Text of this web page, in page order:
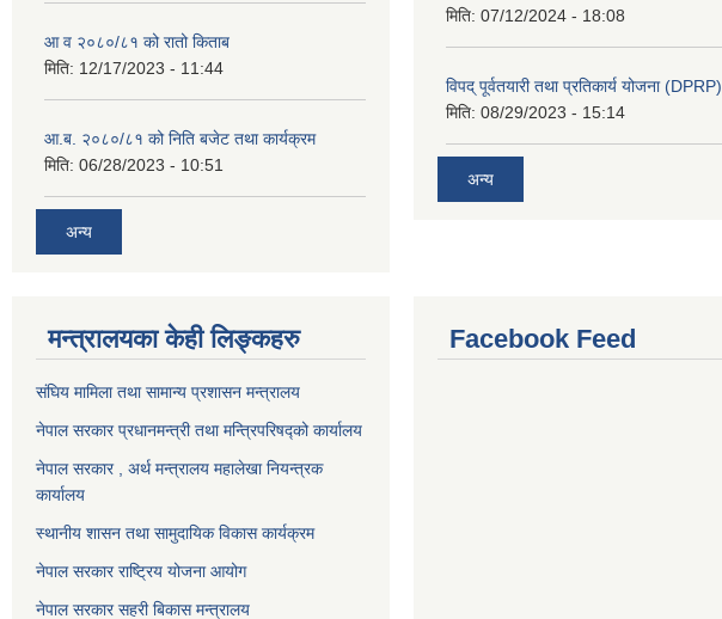
आ व २०८०/८१ को रातो किताब
मिति: 12/17/2023 - 11:44
आ.ब. २०८०/८१ को निति बजेट तथा कार्यक्रम
मिति: 06/28/2023 - 10:51
अन्य
मिति: 07/12/2024 - 18:08
विपद् पूर्वतयारी तथा प्रतिकार्य योजना (DPRP)
मिति: 08/29/2023 - 15:14
अन्य
मन्त्रालयका केही लिङ्कहरु
संघिय मामिला तथा सामान्य प्रशासन मन्त्रालय
नेपाल सरकार प्रधानमन्त्री तथा मन्त्रिपरिषद्को कार्यालय
नेपाल सरकार , अर्थ मन्त्रालय महालेखा नियन्त्रक
कार्यालय
स्थानीय शासन तथा सामुदायिक विकास कार्यक्रम
नेपाल सरकार राष्ट्रिय योजना आयोग
नेपाल सरकार सहरी बिकास मन्त्रालय
Facebook Feed